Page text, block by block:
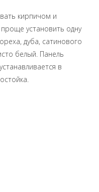
кирпичом и
установить одну
дуба, сатинового
белый. Панель
в